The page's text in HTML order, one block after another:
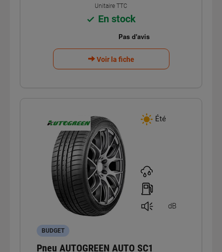
Unitaire TTC
En stock
Voir la fiche
Été
dB
BUDGET
Pneu AUTOGREEN AUTO SC1